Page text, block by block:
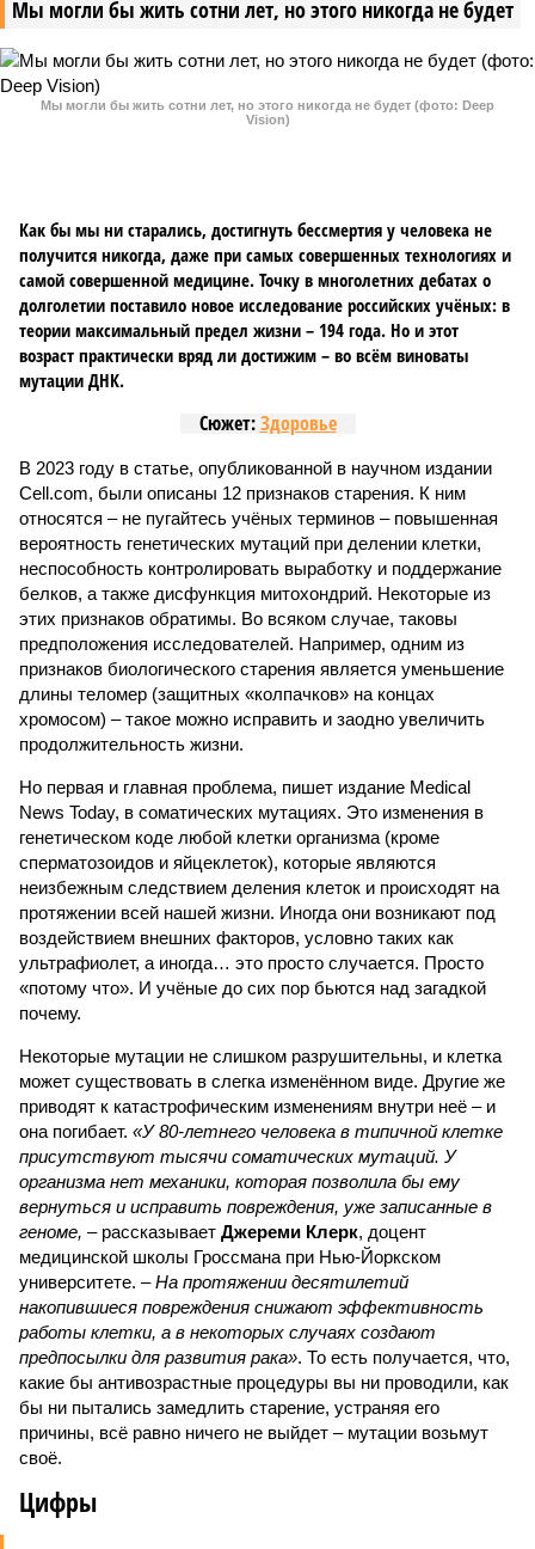
Мы могли бы жить сотни лет, но этого никогда не будет
Мы могли бы жить сотни лет, но этого никогда не будет (фото: Deep
Vision)
Как бы мы ни старались, достигнуть бессмертия у человека не
получится никогда, даже при самых совершенных технологиях и
самой совершенной медицине. Точку в многолетних дебатах о
долголетии поставило новое исследование российских учёных: в
теории максимальный предел жизни – 194 года. Но и этот
возраст практически вряд ли достижим – во всём виноваты
мутации ДНК.
Сюжет:Здоровье
В 2023 году в статье, опубликованной в научном издании
Cell.com, были описаны 12 признаков старения. К ним
относятся – не пугайтесь учёных терминов – повышенная
вероятность генетических мутаций при делении клетки,
неспособность контролировать выработку и поддержание
белков, а также дисфункция митохондрий. Некоторые из
этих признаков обратимы. Во всяком случае, таковы
предположения исследователей. Например, одним из
признаков биологического старения является уменьшение
длины теломер (защитных «колпачков» на концах
хромосом) – такое можно исправить и заодно увеличить
продолжительность жизни.
Но первая и главная проблема, пишет издание Medical
News Today, в соматических мутациях. Это изменения в
генетическом коде любой клетки организма (кроме
сперматозоидов и яйцеклеток), которые являются
неизбежным следствием деления клеток и происходят на
протяжении всей нашей жизни. Иногда они возникают под
воздействием внешних факторов, условно таких как
ультрафиолет, а иногда… это просто случается. Просто
«потому что». И учёные до сих пор бьются над загадкой
почему.
Некоторые мутации не слишком разрушительны, и клетка
может существовать в слегка изменённом виде. Другие же
приводят к катастрофическим изменениям внутри неё – и
она погибает. «У 80-летнего человека в типичной клетке
присутствуют тысячи соматических мутаций. У
организма нет механики, которая позволила бы ему
вернуться и исправить повреждения, уже записанные в
геноме, – рассказывает Джереми Клерк, доцент
медицинской школы Гроссмана при Нью-Йоркском
университете. – На протяжении десятилетий
накопившиеся повреждения снижают эффективность
работы клетки, а в некоторых случаях создают
предпосылки для развития рака». То есть получается, что,
какие бы антивозрастные процедуры вы ни проводили, как
бы ни пытались замедлить старение, устраняя его
причины, всё равно ничего не выйдет – мутации возьмут
своё.
Цифры